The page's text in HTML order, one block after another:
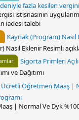
fazla kesilen
istisnasının
iadesi talebi
Kaynak (Program) Nasıl
Nasıl Eklenir Resimli
Sigorta Primleri
ve Dağıtımı
Ücretli Öğretmen Maaş |
| Normal Ve Dyk %100